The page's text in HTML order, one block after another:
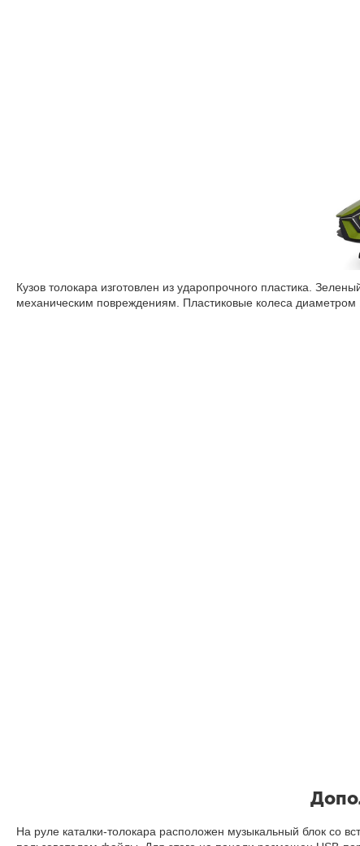
Кузов толокара изготовлен из ударопрочного пластика.
механическим повреждениям. Пластиковые колеса
На руле каталки-толокара расположен музыкальный блок со